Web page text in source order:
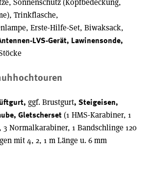
Trinkflasche,
Erste-Hilfe-Set, Biwaksack,
LVS-Gerät, Lawinensonde,
ggf. Brustgurt, Steigeisen,
Gletscherset (1 HMS-Karabiner, 1
Normalkarabiner, 1 Bandschlinge 120
mit 4, 2, 1 m Länge u. 6 mm